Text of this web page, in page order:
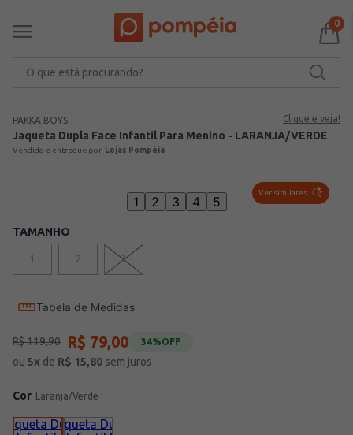
0
PAKKA BOYS Clique e veja!
Jaqueta Dupla Face Infantil Para Menino - LARANJA/VERDE
Lojas Pompéia
Ver similares
1 2 3 4 5
TAMANHO
1 2 3
Tabela de Medidas
R$119,90 R$ 79,00 34%OFF
ou 5x de R$ 15,80 sem juros
Cor Laranja/Verde